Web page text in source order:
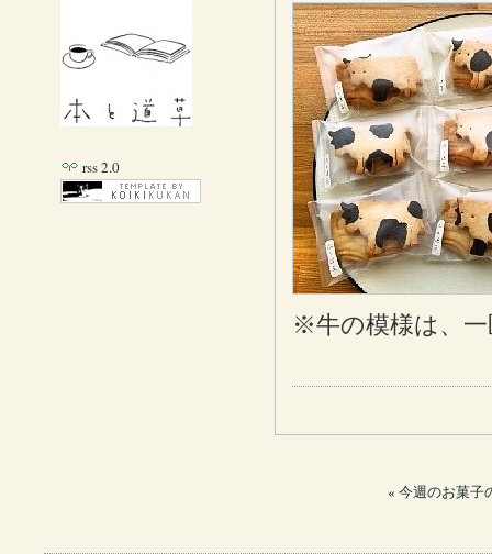
※牛の模様は、
« 今週のお菓子
rss 2.0